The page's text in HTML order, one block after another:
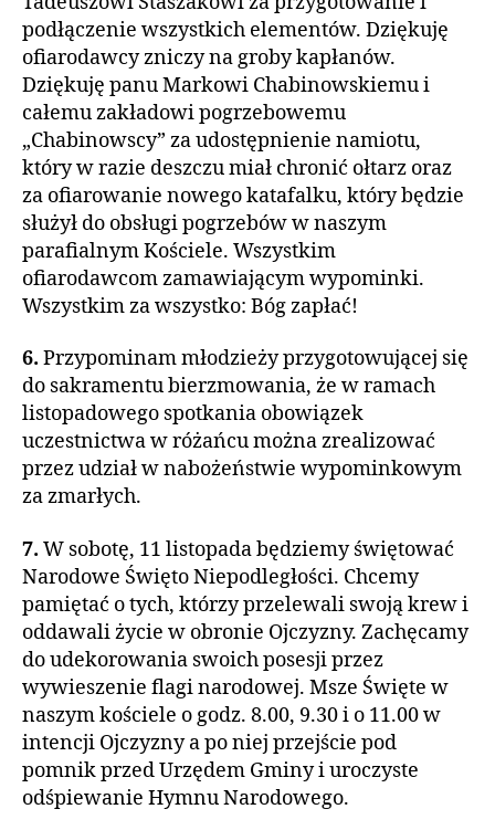
podłączenie wszystkich elementów. Dziękuję
ofiarodawcy zniczy na groby kapłanów.
Dziękuję panu Markowi Chabinowskiemu i
całemu zakładowi pogrzebowemu
„Chabinowscy” za udostępnienie namiotu,
który w razie deszczu miał chronić ołtarz oraz
za ofiarowanie nowego katafalku, który będzie
służył do obsługi pogrzebów w naszym
parafialnym Kościele. Wszystkim
ofiarodawcom zamawiającym wypominki.
Wszystkim za wszystko: Bóg zapłać!
6. Przypominam młodzieży przygotowującej się
do sakramentu bierzmowania, że w ramach
listopadowego spotkania obowiązek
uczestnictwa w różańcu można zrealizować
przez udział w nabożeństwie wypominkowym
za zmarłych.
7. W sobotę, 11 listopada będziemy świętować
Narodowe Święto Niepodległości. Chcemy
pamiętać o tych, którzy przelewali swoją krew i
oddawali życie w obronie Ojczyzny. Zachęcamy
do udekorowania swoich posesji przez
wywieszenie flagi narodowej. Msze Święte w
naszym kościele o godz. 8.00, 9.30 i o 11.00 w
intencji Ojczyzny a po niej przejście pod
pomnik przed Urzędem Gminy i uroczyste
odśpiewanie Hymnu Narodowego.